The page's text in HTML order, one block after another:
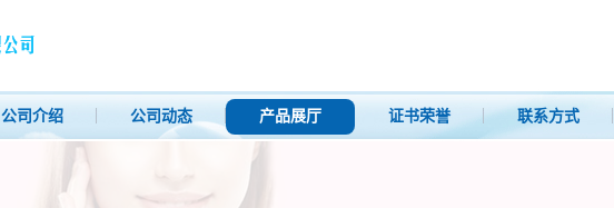
公司介绍 公司动态 产品展厅 证书荣誉 联系方式